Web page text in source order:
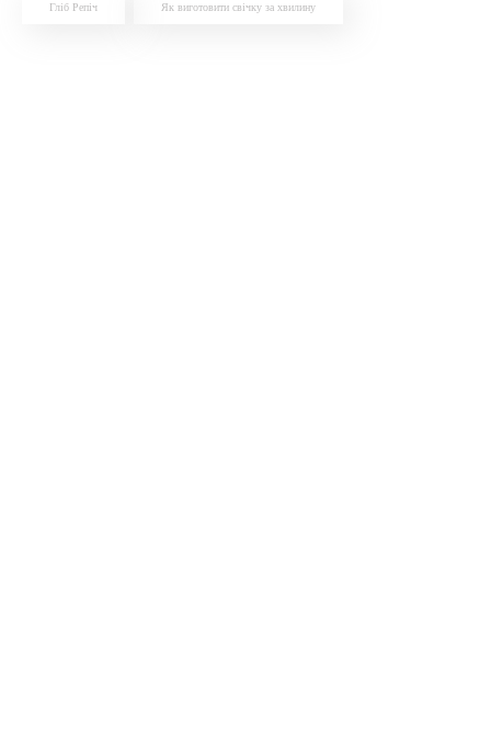
Гліб Репіч Як виготовити свічку за хвилину